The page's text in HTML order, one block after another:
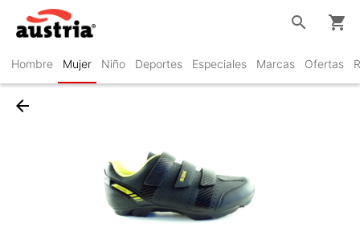
Hombre Mujer Niño Deportes Especiales Marcas Ofertas
search shopping_cart
arrow_back